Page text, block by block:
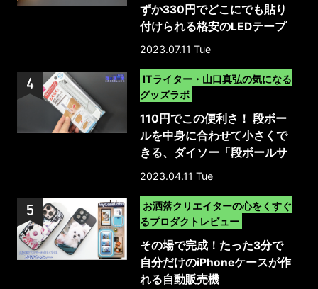
ずか330円でどこにでも貼り
付けられる格安のLEDテープ
ライトを試してみた
2023.07.11 Tue
ITライター・山口真弘の気になる
グッズラボ
110円でこの便利さ！ 段ボー
ルを中身に合わせて小さくで
きる、ダイソー「段ボールサ
イズ調整カッター」
2023.04.11 Tue
お洒落クリエイターの心をくすぐ
るプロダクトレビュー
その場で完成！たった3分で
自分だけのiPhoneケースが作
れる自動販売機